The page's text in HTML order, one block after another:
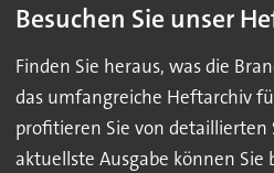
Besuchen Sie unser
Finden Sie heraus, was die
das umfangreiche Heftarchiv
profitieren Sie von detaillierten
aktuellste Ausgabe können Sie